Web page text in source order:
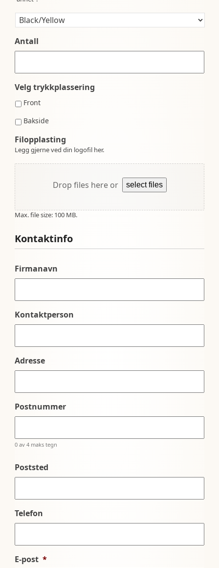
Antall
Velg trykkplassering
Front
Bakside
Filopplasting
Legg gjerne ved din logofil her.
Drop files here or select files
Max. file size: 100 MB.
Kontaktinfo
Firmanavn
Kontaktperson
Adresse
Postnummer
0 av 4 maks tegn
Poststed
Telefon
E-post *